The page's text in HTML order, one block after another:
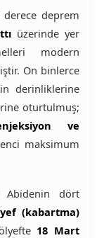
deprem
üzerinde yer
modern
On binlerce
derinliklerine
oturtulmuş;
ve
maksimum
Abidenin dört
(kabartma)
18 Mart